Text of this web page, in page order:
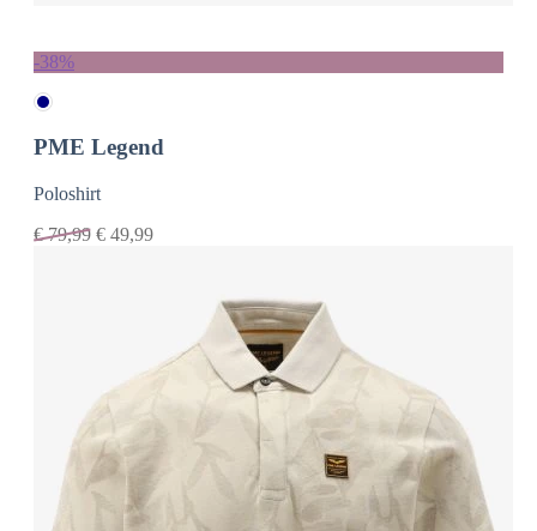
-38%
PME Legend
Poloshirt
€79,99 € 49,99